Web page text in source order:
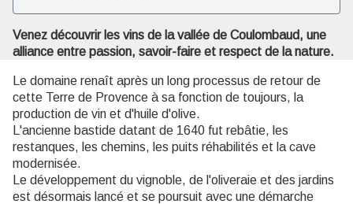
Venez découvrir les vins de la vallée de Coulombaud, une
alliance entre passion, savoir-faire et respect de la nature.
Le domaine renaît après un long processus de retour de
cette Terre de Provence à sa fonction de toujours, la
production de vin et d'huile d'olive.
L'ancienne bastide datant de 1640 fut rebâtie, les
restanques, les chemins, les puits réhabilités et la cave
modernisée.
Le développement du vignoble, de l'oliveraie et des jardins
est désormais lancé et se poursuit avec une démarche